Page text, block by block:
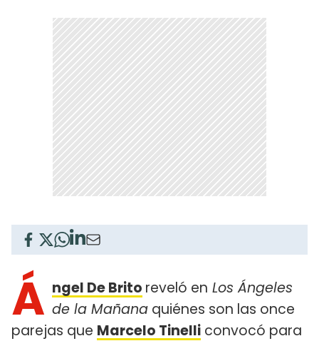
Á ngel De Brito reveló en Los Ángeles
de la Mañana quiénes son las once
parejas que Marcelo Tinelli convocó para